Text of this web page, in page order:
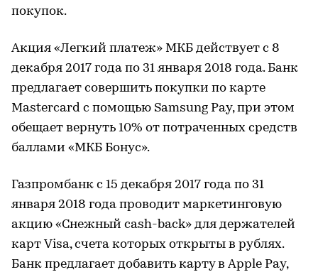
покупок.
Акция «Легкий платеж» МКБ действует с 8
декабря 2017 года по 31 января 2018 года. Банк
предлагает совершить покупки по карте
Mastercard с помощью Samsung Pay, при этом
обещает вернуть 10% от потраченных средств
баллами «МКБ Бонус».
Газпромбанк с 15 декабря 2017 года по 31
января 2018 года проводит маркетинговую
акцию «Снежный cash-back» для держателей
карт Visa, счета которых открыты в рублях.
Банк предлагает добавить карту в Apple Pay,